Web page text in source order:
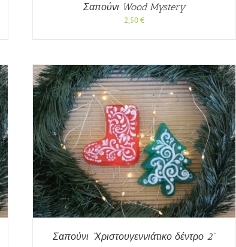
Σαπούνι Wood Mystery
2,50€
Σαπούνι ”Χριστουγεννιάτικο δέντρο 2”
ΓΡΉΓΟΡΗ ΠΡΟΒΟΛΉ